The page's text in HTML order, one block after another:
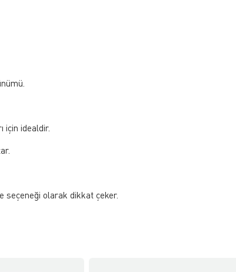
için idealdir.
seçeneği olarak dikkat çeker.